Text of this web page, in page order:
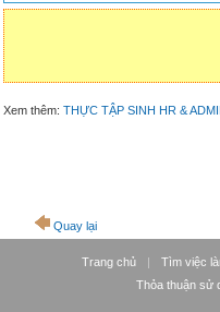
Xem thêm: THỰC TẬP SINH HR &
Quay lại
Trang chủ | Tìm việc
Thỏa thuận sử